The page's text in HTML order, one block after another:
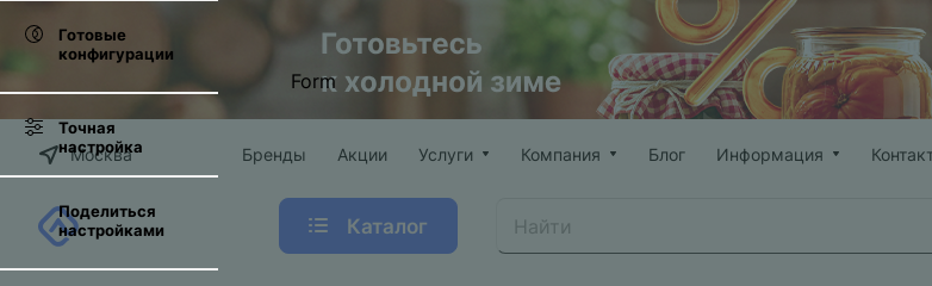
Москва Бренды Акции Услуги Компания Блог Информация
Каталог
Готовые
конфигурации
Точная
настройка
Поделиться
настройками
Form